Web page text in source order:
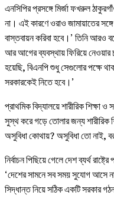
এনসিপির প্রসঙ্গে মির্জা ফখরুল
না। এই কারণে ওরাও জামায়াতের
বাস্তবায়ন করিবা হবে।’ তিনি
আর আগের ব্যবস্থায় ফিরিয়ে
হয়েছি, বিএনপি শুধু সেগুলোর পক্ষে
সরকারকেই নিতে হবে।’
প্রাথমিক বিদ্যালয়ে শারীরিক শিক্ষা
সুস্থ করে গড়ে তোলার জন্য শারীরিক
অসুবিধা কোথায়? অসুবিধা তো নাই,
নির্বাচন পিছিয়ে গেলে দেশ ব্যর্থ
‘দেশের সামনে সব সময় সুযোগ আসে
সিদ্ধান্ত নিয়ে সঠিক একটি সরকার